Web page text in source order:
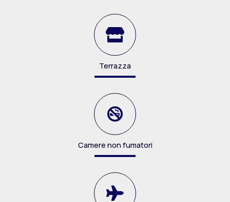
Terrazza
Camere non fumatori